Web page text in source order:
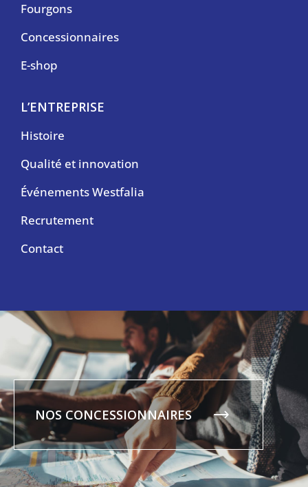
Fourgons
Concessionnaires
E-shop
L’ENTREPRISE
Histoire
Qualité et innovation
Événements Westfalia
Recrutement
Contact
NOS CONCESSIONNAIRES